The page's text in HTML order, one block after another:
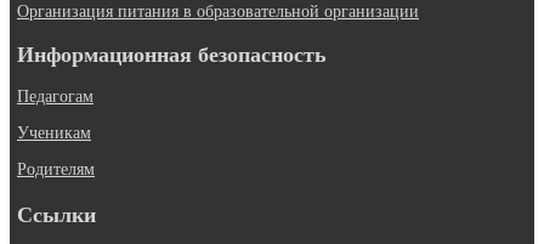
Организация питания в образовательной организации
Информационная безопасность
Педагогам
Ученикам
Родителям
Ссылки